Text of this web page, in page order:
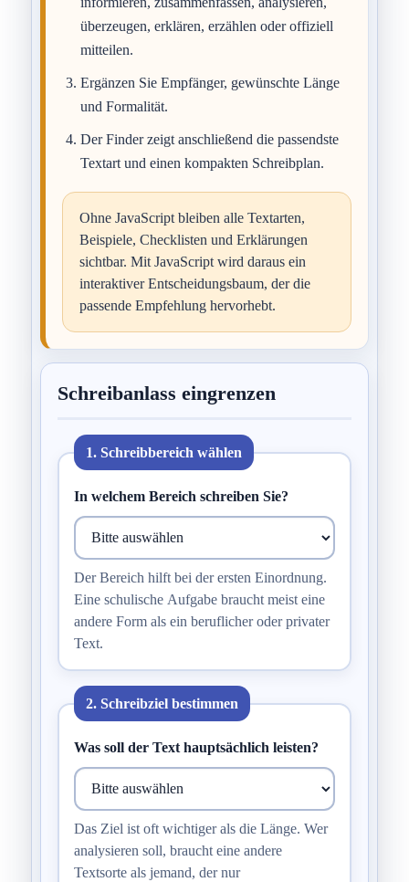
überzeugen, erklären, erzählen oder offiziell
mitteilen.
Ergänzen Sie Empfänger, gewünschte Länge
und Formalität.
Der Finder zeigt anschließend die passendste
Textart und einen kompakten Schreibplan.
Ohne JavaScript bleiben alle Textarten,
Beispiele, Checklisten und Erklärungen
sichtbar. Mit JavaScript wird daraus ein
interaktiver Entscheidungsbaum, der die
passende Empfehlung hervorhebt.
Schreibanlass eingrenzen
1. Schreibbereich wählen
In welchem Bereich schreiben Sie?
Der Bereich hilft bei der ersten Einordnung.
Eine schulische Aufgabe braucht meist eine
andere Form als ein beruflicher oder privater
Text.
2. Schreibziel bestimmen
Was soll der Text hauptsächlich leisten?
Das Ziel ist oft wichtiger als die Länge. Wer
analysieren soll, braucht eine andere
Textsorte als jemand, der nur